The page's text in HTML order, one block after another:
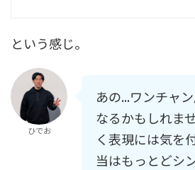
という感じ。
ひでお
あの...ワンチャ
なるかもしれま
く表現には気を
当はもっとどシ